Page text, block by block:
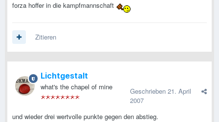
forza hoffer in die kampfmannschaft
Zitieren
Lichtgestalt
what's the chapel of mine Geschrieben 21. April
2007
und wieder drei wertvolle punkte gegen den abstieg.